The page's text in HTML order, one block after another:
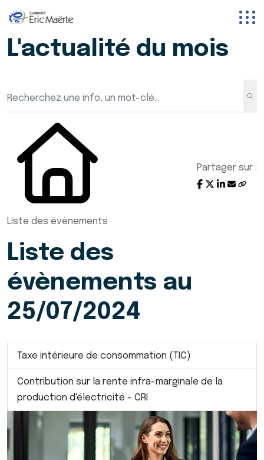
L'actualité du mois
Liste des évènements
Partager sur :
Liste des
évènements au
25/07/2024
Taxe intérieure de consommation (TIC)
Contribution sur la rente infra-marginale de la
production d'électricité - CRI